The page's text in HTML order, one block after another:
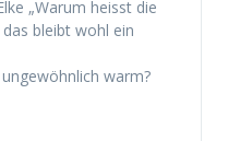
„Warum heisst die
bleibt wohl ein
warm?